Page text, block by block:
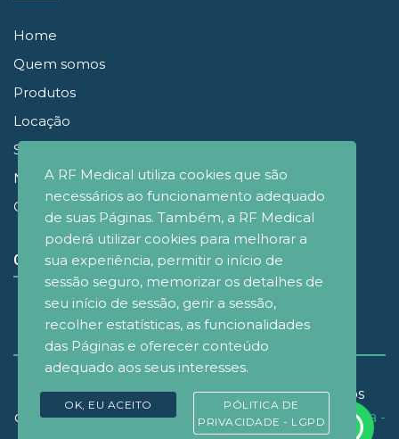
Home
Quem somos
Produtos
Locação
Simuladores
Noticias
Contato
CONECTE-SE
© Copyrignt 2021 - RF Medical Brasil - Todos os
direitos reservados. Desenvolvido por
D&M Agência -
A RF Medical utiliza cookies que são
necessários ao funcionamento adequado
de suas Páginas. Também, a RF Medical
poderá utilizar cookies para melhorar a
sua experiência, permitir o início de
sessão seguro, memorizar os detalhes de
seu início de sessão, gerir a sessão,
recolher estatísticas, as funcionalidades
das Páginas e oferecer conteúdo
adequado aos seus interesses.
OK, EU ACEITO
PÓLITICA DE
PRIVACIDADE - LGPD